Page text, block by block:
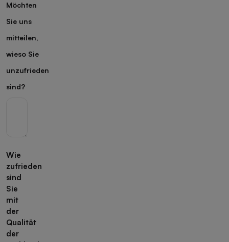
Möchten
Sie uns
mitteilen,
wieso Sie
unzufrieden
sind?
Wie
zufrieden
sind
Sie
mit
der
Qualität
der